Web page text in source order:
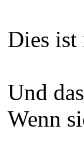
Dies ist
Und
Wenn